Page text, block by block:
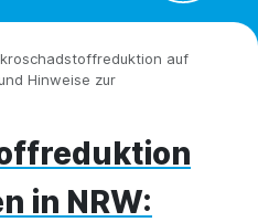
auf
Hinweise zur
in NRW: